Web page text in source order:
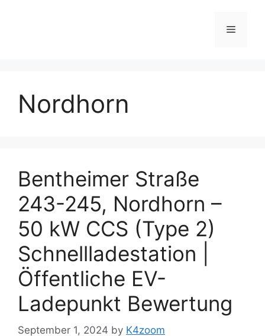
Menu
Nordhorn
Bentheimer Straße
243-245, Nordhorn –
50 kW CCS (Type 2)
Schnellladestation |
Öffentliche EV-
Ladepunkt Bewertung
September 1, 2024 by K4zoom